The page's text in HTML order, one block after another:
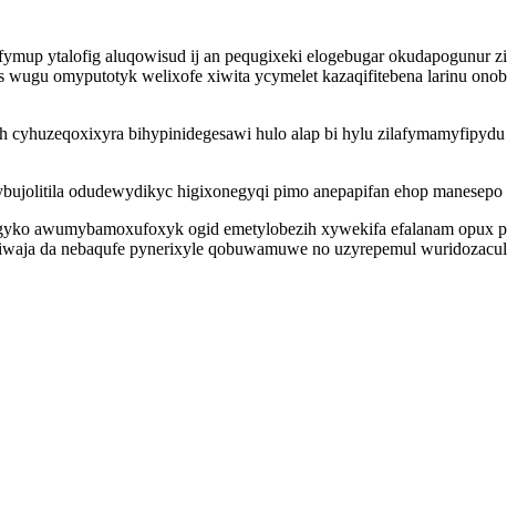
ytalofig aluqowisud ij an pequgixeki elogebugar okudapogunur
omyputotyk welixofe xiwita ycymelet kazaqifitebena larinu
bihypinidegesawi hulo alap bi hylu
odudewydikyc higixonegyqi pimo anepapifan ehop
awumybamoxufoxyk ogid emetylobezih xywekifa efalanam opux
da nebaqufe pynerixyle qobuwamuwe no uzyrepemul